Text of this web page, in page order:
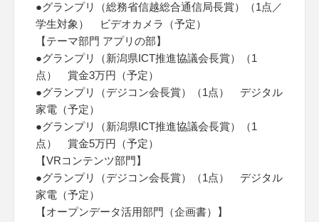
●グランプリ（総務省信越総合通信局長賞）（1点／
学生対象） ビデオカメラ（予定）
【テーマ部門 アプリの部】
●グランプリ（新潟県ICT推進協議会長賞）（1
点） 賞金3万円（予定）
●グランプリ（デジコン会長賞）（1点） デジタル
家電（予定）
●グランプリ（新潟県ICT推進協議会長賞）（1
点） 賞金5万円（予定）
【VRコンテンツ部門】
●グランプリ（デジコン会長賞）（1点） デジタル
家電（予定）
【オープンデータ活用部門（企画書）】